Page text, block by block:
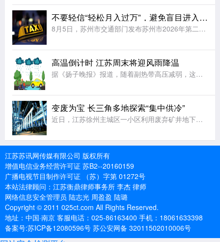
不要轻信“轻松月入过万”，避免盲目进入市场，苏州发布网约车市场运营动态与风险提示
8月5日，苏州市交通部门发布苏州市2026年第二季度网约车市场运营动态与风险提示。截至2026年6月30日，苏州依法许可网约车平台48家，第二季度实际有运营记录的平台共47家。许可网约车车辆共计853
高温倒计时 江苏周末将迎风雨降温
据《扬子晚报》报道，随着副热带高压减弱，这两天江苏午后的高温范围和强度也明显减少、减弱。5日14时气温实况显示，除了苏南南部局部地区仍有35~36℃高温，全省大部分地区普遍在30~34℃，降雨较强区域
变废为宝 长三角多地探索“集中供冷”
近日，江苏徐州主城区一小区利用废弃矿井地下水实现集中供冷，受到大家广泛关注。据新华日报·交汇点新闻报道，其实集中供冷在国内并非全新概念。除徐州外，近年来，上海以及江苏苏州、常州多地已有实践，沪宁两地早
江苏苏讯网传媒有限公司 版权所有
增值电信业务经营许可证 苏B2--20160159
广播电视节目制作许可证 （苏）字第 01272号
本站法律顾问：江苏衡鼎律师事务所 李杰 律师
网络信息安全管理员 陆志光 周盈盈 陆璐
Copyright © 2011 025ct.com All Rights Reserved.
地址：中国·南京 客服电话：025-86163400 手机：18061633398
备案号:苏ICP备12080596号 苏公安网备 32011502010006号